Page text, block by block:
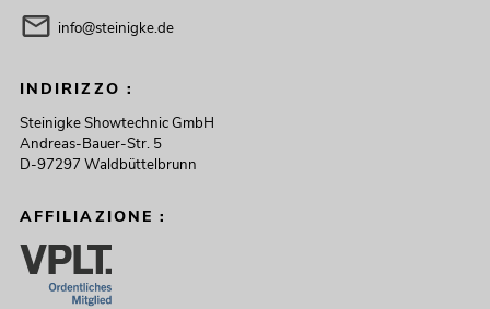
info@steinigke.de
INDIRIZZO :
Steinigke Showtechnic GmbH
Andreas-Bauer-Str. 5
D-97297 Waldbüttelbrunn
AFFILIAZIONE :